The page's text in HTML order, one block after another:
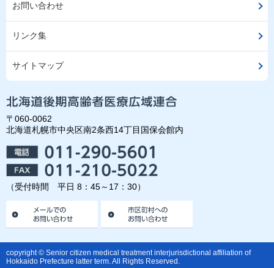
お問い合わせ
リンク集
サイトマップ
〒060-0062
北海道札幌市中央区南2条西14丁目国保会館内
（受付時間 平日 8：45～17：30）
copyright © Senior citizen medical treatment interjurisdictional affiliation of
Hokkaido Prefecture latter term. All Rights Reserved.